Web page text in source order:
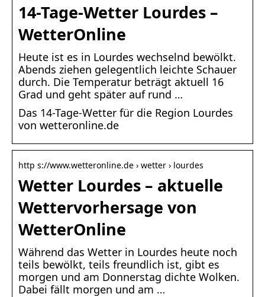
14-Tage-Wetter Lourdes –
WetterOnline
Heute ist es in Lourdes wechselnd bewölkt.
Abends ziehen gelegentlich leichte Schauer
durch. Die Temperatur beträgt aktuell 16
Grad und geht später auf rund …
Das 14-Tage-Wetter für die Region Lourdes
von wetteronline.de
http s://www.wetteronline.de › wetter › lourdes
Wetter Lourdes – aktuelle
Wettervorhersage von
WetterOnline
Während das Wetter in Lourdes heute noch
teils bewölkt, teils freundlich ist, gibt es
morgen und am Donnerstag dichte Wolken.
Dabei fällt morgen und am …